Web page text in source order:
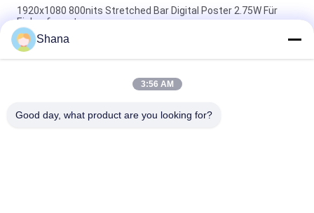
1920x1080 800nits Stretched Bar Digital Poster 2.75W Für
Einkaufszentrum
24-Zoll-LCD-Bildschirm mit 500-Nitz-Streckenleiste 1920x540
Pixel
JCVISION 42 Zoll Streckbar LCD-Display Kühlschranktür
Shana
3:56 AM
Good day, what product are you looking for?